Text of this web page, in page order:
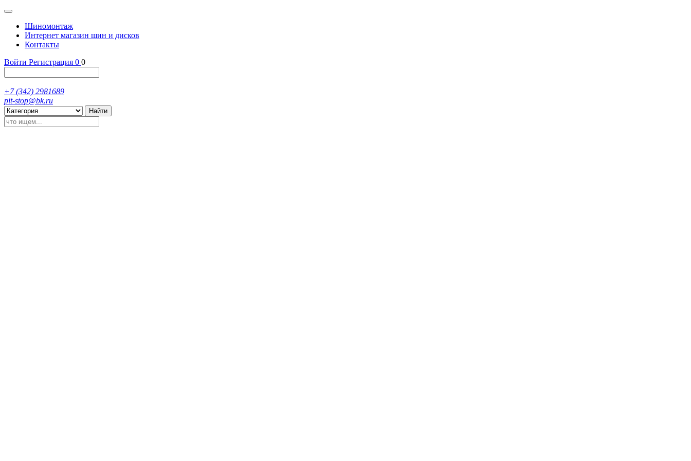
Шиномонтаж
Интернет магазин шин и дисков
Контакты
Войти Регистрация 0 0
+7 (342) 2981689
pit-stop@bk.ru
Найти